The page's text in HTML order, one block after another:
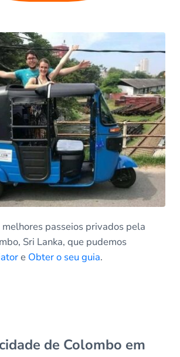
melhores passeios privados pela
Sri Lanka, que pudemos
e Obter o seu guia.
de Colombo em